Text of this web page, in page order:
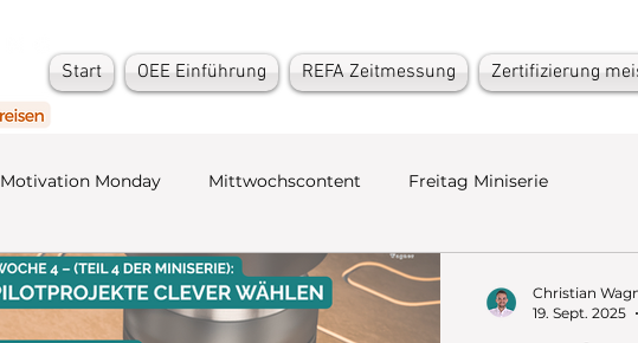
Start OEE Einführung REFA Zeitmessung Zertifizierung
Motivation Monday Mittwochscontent Freitag Miniserie
Christian
19. Sept. 2025